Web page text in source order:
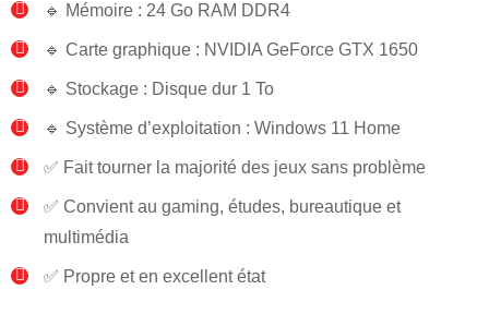
🔹 Mémoire : 24 Go RAM DDR4
🔹 Carte graphique : NVIDIA GeForce GTX 1650
🔹 Stockage : Disque dur 1 To
🔹 Système d’exploitation : Windows 11 Home
✅ Fait tourner la majorité des jeux sans problème
✅ Convient au gaming, études, bureautique et
multimédia
✅ Propre et en excellent état